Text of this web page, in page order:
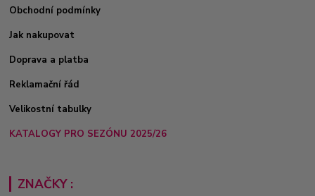
Obchodní podmínky
Jak nakupovat
Doprava a platba
Reklamační řád
Velikostní tabulky
KATALOGY PRO SEZÓNU 2025/26
ZNAČKY :